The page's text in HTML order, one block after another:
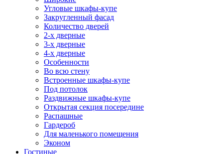
Угловые шкафы-купе
Закругленный фасад
Количество дверей
2-х дверные
3-х дверные
4-х дверные
Особенности
Во всю стену
Встроенные шкафы-купе
Под потолок
Раздвижные шкафы-купе
Открытая секция посередине
Распашные
Гардероб
Для маленького помещения
Эконом
Гостиные